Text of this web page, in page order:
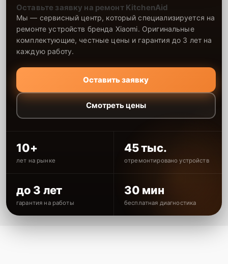
Оставьте заявку на ремонт KitchenAid
Мы — сервисный центр, который специализируется на
ремонте устройств бренда Xiaomi. Оригинальные
комплектующие, честные цены и гарантия до 3 лет на
каждую работу.
Оставить заявку
Смотреть цены
10+
лет на рынке
45 тыс.
отремонтировано устройств
до 3 лет
гарантия на работы
30 мин
бесплатная диагностика